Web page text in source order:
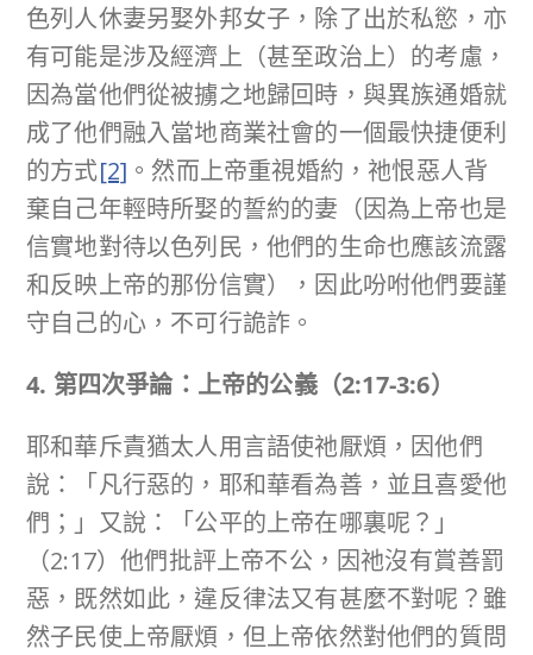
色列人休妻另娶外邦女子，除了出於私慾，亦
有可能是涉及經濟上（甚至政治上）的考慮，
因為當他們從被擄之地歸回時，與異族通婚就
成了他們融入當地商業社會的一個最快捷便利
的方式[2] 。然而上帝重視婚約，祂恨惡人背
棄自己年輕時所娶的誓約的妻（因為上帝也是
信實地對待以色列民，他們的生命也應該流露
和反映上帝的那份信實），因此吩咐他們要謹
守自己的心，不可行詭詐。
4. 第四次爭論：上帝的公義（2:17-3:6）
耶和華斥責猶太人用言語使祂厭煩，因他們
說：「凡行惡的，耶和華看為善，並且喜愛他
們；」又說：「公平的上帝在哪裏呢？」
（2:17）他們批評上帝不公，因祂沒有賞善罰
惡，既然如此，違反律法又有甚麼不對呢？雖
然子民使上帝厭煩，但上帝依然對他們的質問